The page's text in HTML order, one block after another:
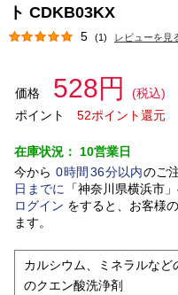
ト CDKB03KX
5 (1) レビューを見
価格 528円
(税込)
ポイント
52ポイント還元
在庫状況： 10営業日
今から 0時間 36分以内のご
日 までに 「神奈川県横浜市」
ログイン をすると、お客様
ます。
カルシウム、ミネラルな
のクエン酸洗浄剤